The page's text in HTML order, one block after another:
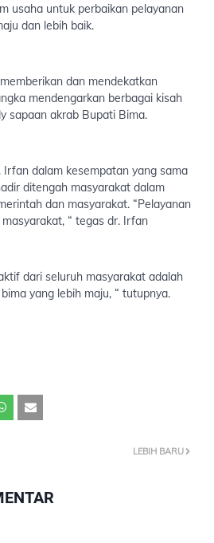
usaha untuk perbaikan pelayanan
dan lebih baik.
dan mendekatkan
mendengarkan berbagai kisah
sapaan akrab Bupati Bima.
dalam kesempatan yang sama
ditengah masyarakat dalam
dan masyarakat. “Pelayanan
“ tegas dr. Irfan
dari seluruh masyarakat adalah
yang lebih maju, “ tutupnya.
LEBIH BARU